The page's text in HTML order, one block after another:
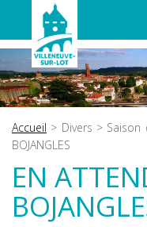
Accueil > Divers > Saison
BOJANGLES
EN